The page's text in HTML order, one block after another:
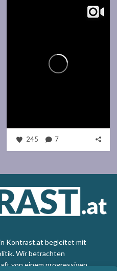
245 7
Kontrast.at begleitet mit
Wir betrachten
von einem progressiven,